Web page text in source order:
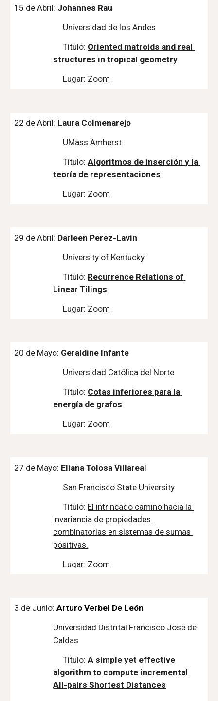
15 de Abril: Johannes Rau
Universidad de los Andes
Título: Oriented matroids and real
structures in tropical geometry
Lugar: Zoom
22 de Abril: Laura Colmenarejo
UMass Amherst
Título: Algoritmos de inserción y la
teoría de representaciones
Lugar: Zoom
29 de Abril: Darleen Perez-Lavin
University of Kentucky
Título: Recurrence Relations of
Linear Tilings
Lugar: Zoom
20 de Mayo: Geraldine Infante
Universidad Católica del Norte
Título: Cotas inferiores para la
energía de grafos
Lugar: Zoom
27 de Mayo: Eliana Tolosa Villareal
San Francisco State University
Título: El intrincado camino hacia la
invariancia de propiedades
combinatorias en sistemas de sumas
positivas.
Lugar: Zoom
3 de Junio: Arturo Verbel De León
Universidad Distrital Francisco José de
Caldas
Título: A simple yet effective
algorithm to compute incremental
All-pairs Shortest Distances